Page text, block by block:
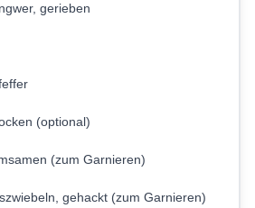
gerieben
(optional)
(zum Garnieren)
gehackt (zum Garnieren)